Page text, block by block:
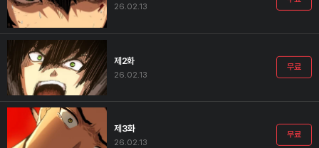
26.02.13
제2화
26.02.13
무료
제3화
26.02.13
무료